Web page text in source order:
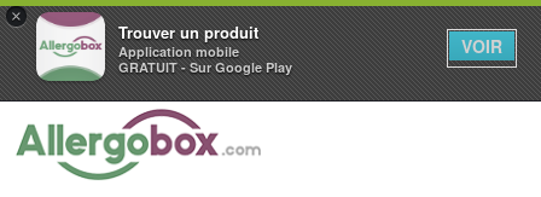
×
Trouver un produit
Application mobile
GRATUIT - Sur Google Play
VOIR
Aller au contenu principal